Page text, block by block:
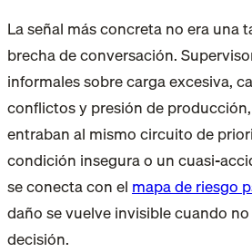
La señal más concreta no era una
brecha de conversación.
informales sobre carga excesiva,
conflictos y presión de
entraban al mismo circuito de
condición insegura o un cuasi-
se conecta con el mapa de riesgo
daño se vuelve invisible cuando
decisión.